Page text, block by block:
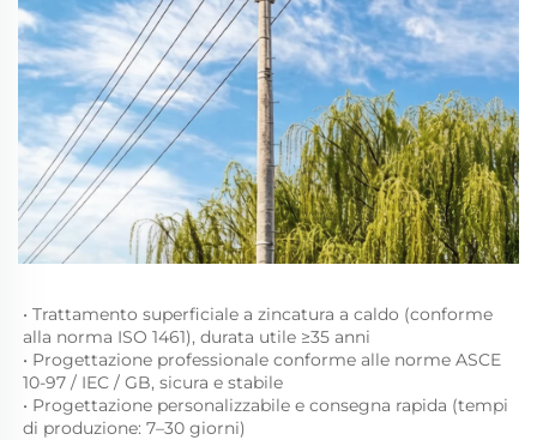
• Trattamento superficiale a zincatura a caldo (conforme
alla norma ISO 1461), durata utile ≥35 anni
• Progettazione professionale conforme alle norme ASCE
10-97 / IEC / GB, sicura e stabile
• Progettazione personalizzabile e consegna rapida (tempi
di produzione: 7–30 giorni)